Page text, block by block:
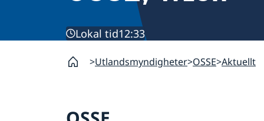
Lokal tid12:33
Utlandsmyndigheter OSSE Aktuellt